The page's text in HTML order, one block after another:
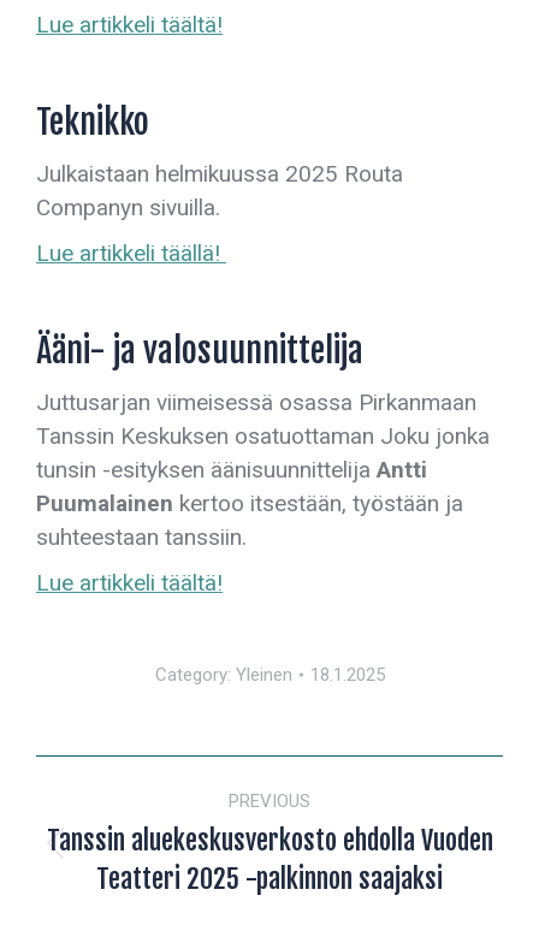
Lue artikkeli täältä!
Teknikko
Julkaistaan helmikuussa 2025 Routa
Companyn sivuilla.
Lue artikkeli täällä!
Ääni- ja valosuunnittelija
Juttusarjan viimeisessä osassa Pirkanmaan
Tanssin Keskuksen osatuottaman Joku jonka
tunsin -esityksen äänisuunnittelijaAntti
Puumalainen kertoo itsestään, työstään ja
suhteestaan tanssiin.
Lue artikkeli täältä!
Category: Yleinen 18.1.2025
NAVIGATION
PREVIOUS
Previous
post:
Tanssin aluekeskusverkosto ehdolla Vuoden
Teatteri 2025 -palkinnon saajaksi